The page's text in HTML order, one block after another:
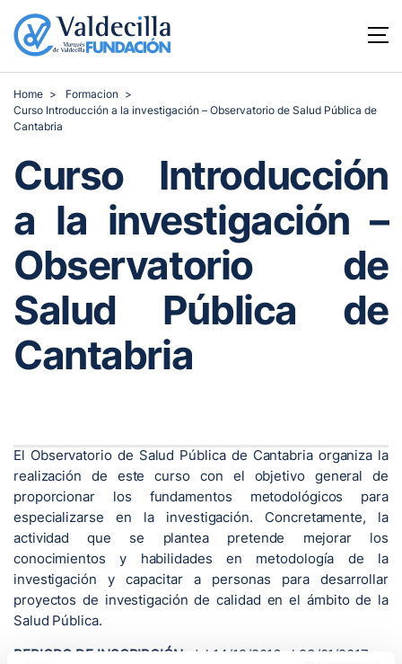
Home
Formacion
Curso Introducción a la investigación – Observatorio de Salud Pública de
Cantabria
Curso Introducción
a la investigación –
Observatorio de
Salud Pública de
Cantabria
El Observatorio de Salud Pública de Cantabria organiza la
realización de este curso con el objetivo general de
proporcionar los fundamentos metodológicos para
especializarse en la investigación. Concretamente, la
actividad que se plantea pretende mejorar los
conocimientos y habilidades en metodología de la
investigación y capacitar a personas para desarrollar
proyectos de investigación de calidad en el ámbito de la
Salud Pública.
PERIODO DE INSCRIPCIÓN:
del 14/12/2016 al 23/01/2017